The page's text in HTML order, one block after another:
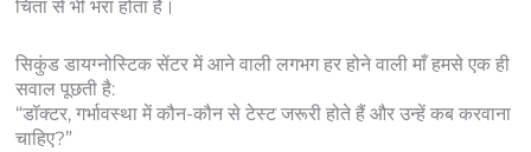
चिंता से भी भरा होता है।
सिकुंड डायग्नोस्टिक सेंटर में आने वाली लगभग हर होने वाली माँ हमसे एक ही
सवाल पूछती है:
“डॉक्टर, गर्भावस्था में कौन-कौन से टेस्ट जरूरी होते हैं और उन्हें कब करवाना
चाहिए?”